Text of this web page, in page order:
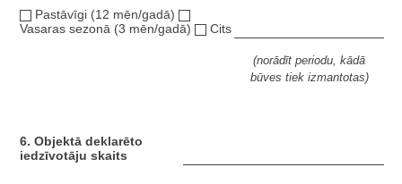
Pastāvīgi (12 mēn/gadā)
Vasaras sezonā (3 mēn/gadā)
Cits
(norādīt periodu, kādā
būves tiek izmantotas)
6. Objektā deklarēto
iedzīvotāju skaits